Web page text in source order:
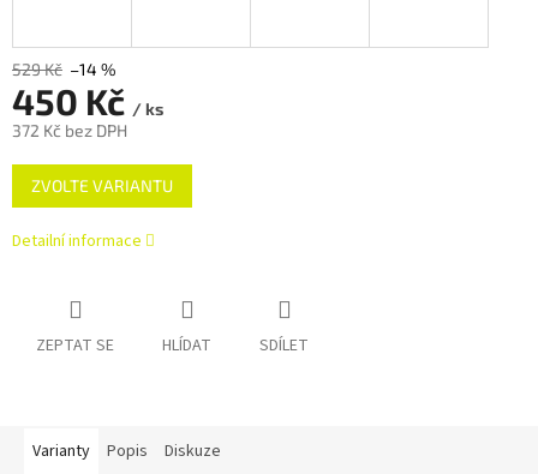
529 Kč –14 %
450 Kč / ks
372 Kč bez DPH
Měrná
cena:
ZVOLTE VARIANTU
Detailní informace
ZEPTAT SE HLÍDAT SDÍLET
Varianty Popis Diskuze